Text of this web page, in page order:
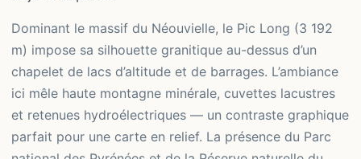
Dominant le massif du Néouvielle, le Pic Long (3 192
m) impose sa silhouette granitique au-dessus d’un
chapelet de lacs d’altitude et de barrages. L’ambiance
ici mêle haute montagne minérale, cuvettes lacustres
et retenues hydroélectriques — un contraste graphique
parfait pour une carte en relief. La présence du Parc